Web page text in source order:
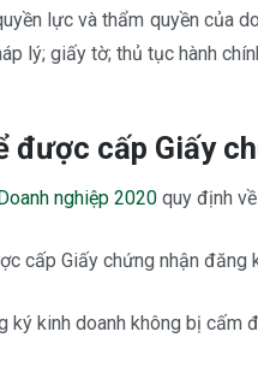
lực và thẩm quyền của
lý; giấy tờ; thủ tục hành
được cấp Giấy
nghiệp 2020 quy định
cấp Giấy chứng nhận
ký kinh doanh không bị cấm